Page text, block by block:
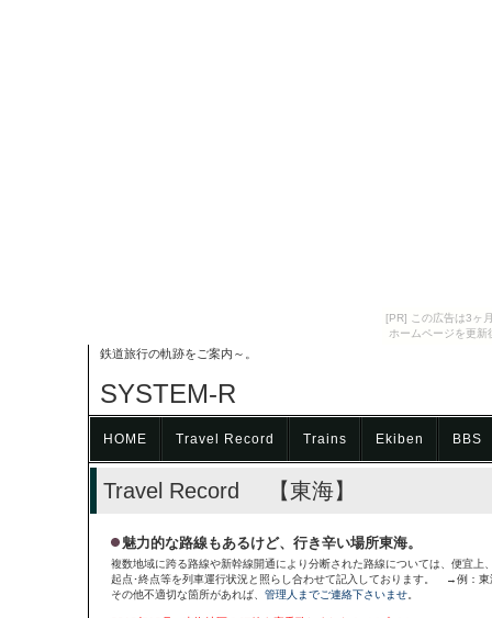
[PR] この広告は3ヶ
ホームページを更
鉄道旅行の軌跡をご案内～。
SYSTEM-R
HOME Travel Record Trains Ekiben BBS
Travel Record 【東海】
魅力的な路線もあるけど、行き辛い場所東海。
複数地域に跨る路線や新幹線開通により分断された路線については、便宜上
起点･終点等を列車運行状況と照らし合わせて記入しております。 →例：東
その他不適切な箇所があれば、 管理人までご連絡下さいませ